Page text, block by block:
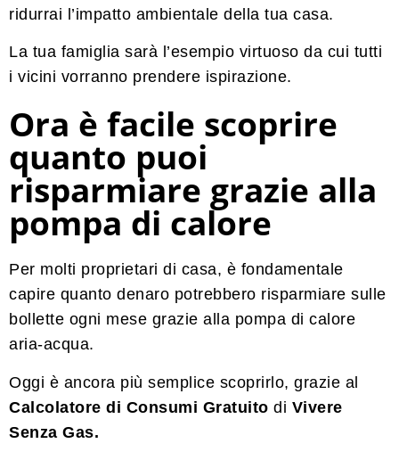
ridurrai l’impatto ambientale della tua casa.
La tua famiglia sarà l’esempio virtuoso da cui tutti
i vicini vorranno prendere ispirazione.
Ora è facile scoprire
quanto puoi
risparmiare grazie alla
pompa di calore
Per molti proprietari di casa, è fondamentale
capire quanto denaro potrebbero risparmiare sulle
bollette ogni mese grazie alla pompa di calore
aria-acqua.
Oggi è ancora più semplice scoprirlo, grazie al
Calcolatore di Consumi Gratuito di Vivere
Senza Gas.